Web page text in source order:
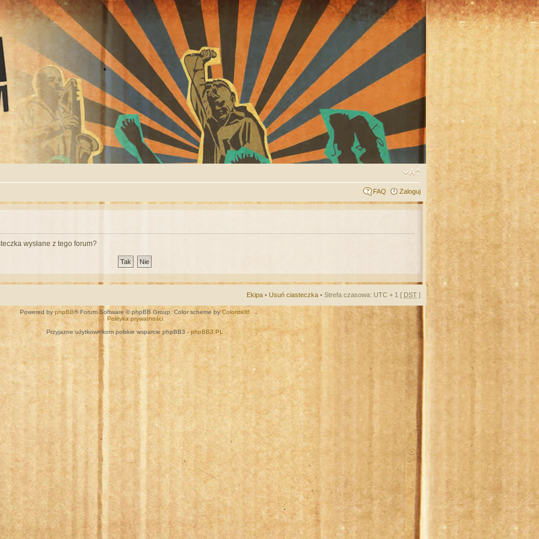
FAQ Zaloguj
wysłane z tego forum?
Ekipa • Usuń ciasteczka • Strefa czasowa: UTC + 1 [ DST ]
Powered by phpBB® Forum Software © phpBB Group. Color scheme byColorizeIt!
Polityka prywatności
Przyjazne użytkownikom polskie wsparcie phpBB3 -phpBB3.PL